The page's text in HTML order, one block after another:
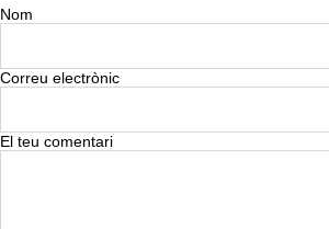
Nom
Correu electrònic
El teu comentari